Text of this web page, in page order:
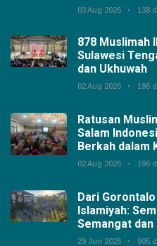
03 Aug 2026 138
878 Muslimah
Sulawesi
dan Ukhuwah
02 Aug 2026 196
Ratusan
Salam
Berkah dalam
02 Aug 2026 196
Dari
Islamiyah:
Semangat dan
29 Jun 2026 905